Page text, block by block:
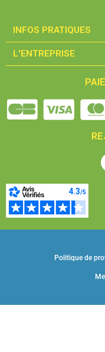
INFOS PRATIQUES​
L'ENTREPRISE​
Politique de